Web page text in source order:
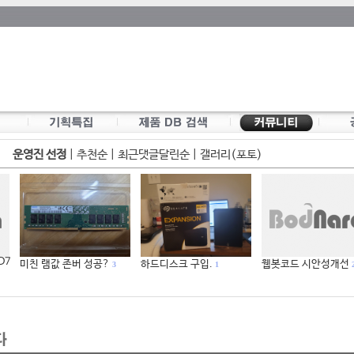
운영진 선정 추천순| 최근댓글달린순| 갤러리(포토)
미친 램값 존버 성공? 3 하드디스크 구입. 1 웹봇코드 시안성개선 2